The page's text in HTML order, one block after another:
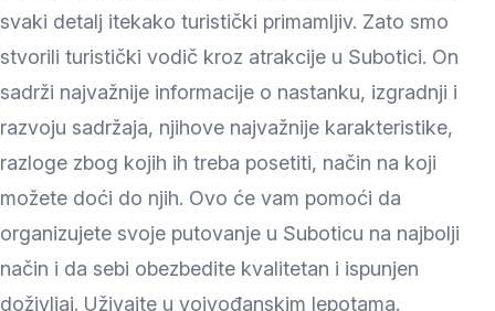
svaki detalj itekako turistički primamljiv. Zato smo
stvorili turistički vodič kroz atrakcije u Subotici. On
sadrži najvažnije informacije o nastanku, izgradnji i
razvoju sadržaja, njihove najvažnije karakteristike,
razloge zbog kojih ih treba posetiti, način na koji
možete doći do njih. Ovo će vam pomoći da
organizujete svoje putovanje u Suboticu na najbolji
način i da sebi obezbedite kvalitetan i ispunjen
doživljaj. Uživajte u vojvođanskim lepotama.